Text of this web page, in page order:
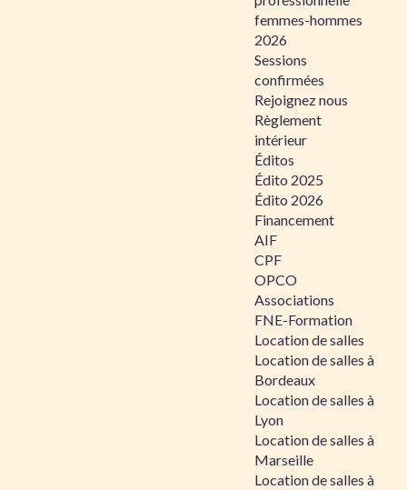
femmes-hommes
2026
Sessions
confirmées
Rejoignez nous
Règlement
intérieur
Éditos
Édito 2025
Édito 2026
Financement
AIF
CPF
OPCO
Associations
FNE-Formation
Location de salles
Location de salles à
Bordeaux
Location de salles à
Lyon
Location de salles à
Marseille
Location de salles à